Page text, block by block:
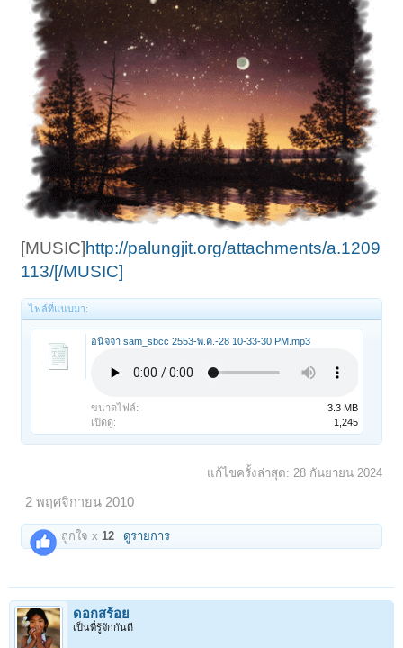
[MUSIC] http://palungjit.org/attachments/a.1209
113/[/MUSIC]
ไฟล์ที่แนบมา:
อนิจจา sam_sbcc 2553-พ.ค.-28 10-33-30 PM.mp3
ขนาดไฟล์:
3.3 MB
เปิดดู:
1,245
แก้ไขครั้งล่าสุด: 28 กันยายน 2024
2 พฤศจิกายน 2010
ถูกใจ x12 ดูรายการ
ดอกสร้อย
เป็นที่รู้จักกันดี